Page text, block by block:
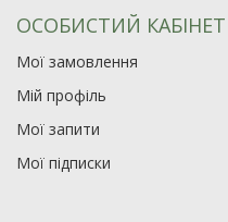
ОСОБИСТИЙ КАБІНЕТ
Мої замовлення
Мій профіль
Мої запити
Мої підписки